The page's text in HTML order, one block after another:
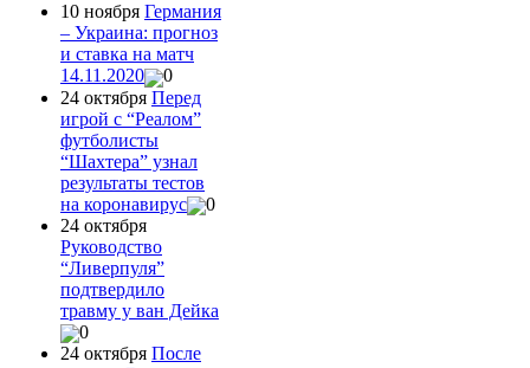
10 ноября Германия
– Украина: прогноз
и ставка на матч
14.11.2020
0
24 октября Перед
игрой с “Реалом”
футболисты
“Шахтера” узнал
результаты тестов
на коронавирус
0
24 октября
Руководство
“Ливерпуля”
подтвердило
травму у ван Дейка
0
24 октября После